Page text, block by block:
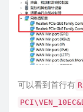
可以看到首行有